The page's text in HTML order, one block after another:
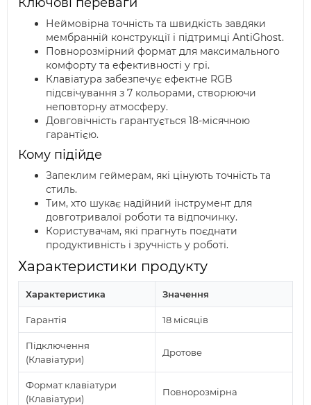
Неймовірна точність та швидкість завдяки
мембранній конструкції і підтримці AntiGhost.
Повнорозмірний формат для максимального
комфорту та ефективності у грі.
Клавіатура забезпечує ефектне RGB
підсвічування з 7 кольорами, створюючи
неповторну атмосферу.
Довговічність гарантується 18-місячною
гарантією.
Кому підійде
Запеклим геймерам, які цінують точність та
стиль.
Тим, хто шукає надійний інструмент для
довготривалої роботи та відпочинку.
Користувачам, які прагнуть поєднати
продуктивність і зручність у роботі.
Характеристики продукту
Характеристика Значення
Гарантія 18 місяців
Підключення
(Клавіатури)
Дротове
Формат клавіатури
(Клавіатури)
Повнорозмірна